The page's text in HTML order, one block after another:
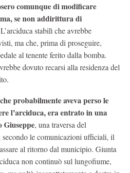
comunque di modificare
se non addirittura di
L’arciduca stabilì che avrebbe
ma che, prima di proseguire,
al tenente ferito dalla bomba.
dovuto recarsi alla residenza del
probabilmente aveva perso le
l’arciduca, era entrato in una
Giuseppe, una traversa del
le comunicazioni ufficiali, il
al ritorno dal municipio. Giunta
non continuò sul lungofiume,